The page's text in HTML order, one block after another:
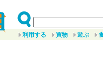
利用する 買物 遊ぶ